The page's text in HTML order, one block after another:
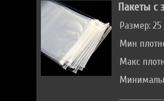
Пакеты с
Размер:
Мин
Макс